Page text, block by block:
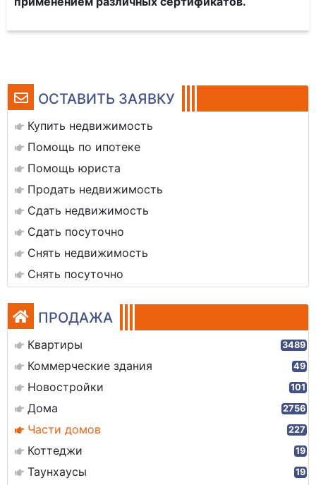
ОСТАВИТЬ ЗАЯВКУ
Купить недвижимость
Помощь по ипотеке
Помощь юриста
Продать недвижимость
Сдать недвижимость
Сдать посуточно
Снять недвижимость
Снять посуточно
ПРОДАЖА
Квартиры 3489
Коммерческие здания 49
Новостройки 101
Дома 2756
Части домов 227
Коттеджи 19
Таунхаусы 19